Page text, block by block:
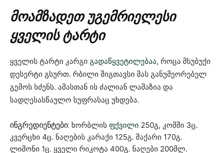
მოამზადეთ უგემრიელესი
ყველის ტარტი
ყველის ტარტი კარგი გადაწყვეტილებაა, როცა მსუბუქი
დესერტი გსურთ. რბილი შიგთავსი მას განუმეორებელ
გემოს სძენს. ამასთან ის ძალიან ლამაზია და
სადღესასწაულო სუფრასაც უხდება.
ინგრედიენტები: ხორბლის ფქვილი 250გ, კომში 3ც.
კვერცხი 4ც. ნაღების კარაქი 125გ. შაქარი 170გ.
ლიმონი 1ც. ყველი რიკოტა 400გ. ნაღები 200მლ.